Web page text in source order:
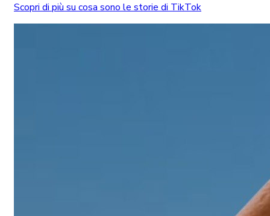
Scopri di più su cosa sono le storie di TikTok